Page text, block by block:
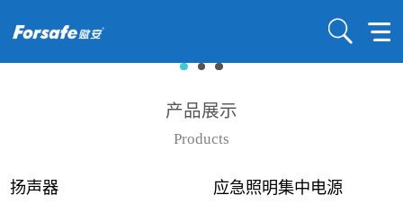
产品展示
Products
扬声器 应急照明集中电源